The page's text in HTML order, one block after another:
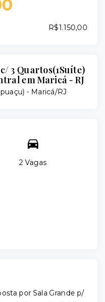
R$1.150,00
3 Quartos(1Suíte)
em Maricá - RJ
- Maricá/RJ
2 Vagas
por Sala Grande p/